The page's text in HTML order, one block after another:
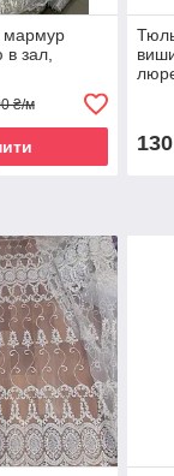
мармур
в зал,
₴/м
130